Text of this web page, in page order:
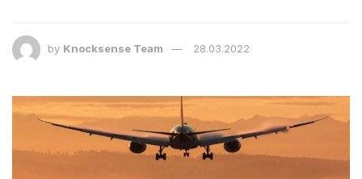
by Knocksense Team 28.03.2022